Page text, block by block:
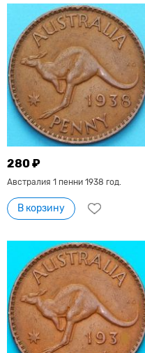
280 ₽
Австралия 1 пенни 1938 год.
В корзину